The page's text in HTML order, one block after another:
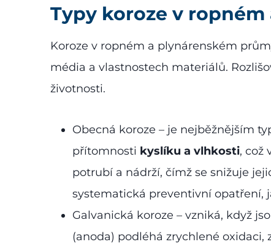
Typy koroze v
Koroze v ropném a plynárenském
média a vlastnostech materiálů.
životnosti.
Obecná koroze – je nejběžnějším
přítomnosti kyslíku a vlhkosti, což
potrubí a nádrží, čímž se snižuje
systematická preventivní opatření,
Galvanická koroze – vzniká, když
(anoda) podléhá zrychlené